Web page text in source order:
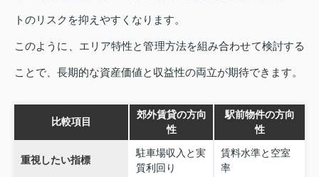
トのリスクを抑えやすくなります。
このように、エリア特性と管理方法を組み合わせて検討する
ことで、長期的な資産価値と収益性の両立が期待できます。
比較項目
郊外賃貸の方向
性
駅前物件の方向
性
重視したい指標
駐車場収入と実
質利回り
賃料水準と空室
率